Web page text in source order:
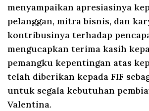
menyampaikan apresiasinya
pelanggan, mitra bisnis, dan
kontribusinya terhadap
mengucapkan terima kasih
pemangku kepentingan atas
telah diberikan kepada FIF
untuk segala kebutuhan
Valentina.